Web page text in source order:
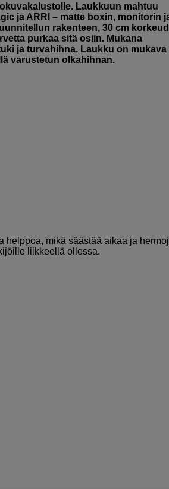
Laukkuun mahtuu
ja ARRI – matte boxin, monitorin
rakenteen, 30 cm
purkaa sitä osiin. Mukana
ja turvahihna. Laukku on mukava
varustetun olkahihnan.
helppoa, mikä säästää aikaa ja
liikkeellä ollessa.